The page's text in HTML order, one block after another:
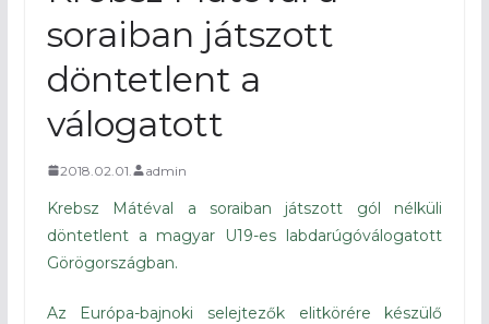
soraiban játszott
döntetlent a
válogatott
2018.02.01. admin
Krebsz Mátéval a soraiban játszott gól nélküli
döntetlent a magyar U19-es labdarúgóválogatott
Görögországban.
Az Európa-bajnoki selejtezők elitkörére készülő